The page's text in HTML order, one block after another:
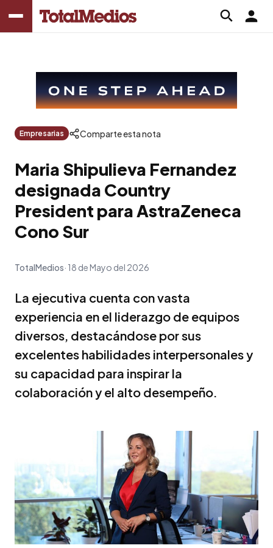
Empresarias Comparte esta nota
Maria Shipulieva Fernandez
designada Country
President para AstraZeneca
Cono Sur
TotalMedios 18 de Mayo del 2026
La ejecutiva cuenta con vasta
experiencia en el liderazgo de equipos
diversos, destacándose por sus
excelentes habilidades interpersonales y
su capacidad para inspirar la
colaboración y el alto desempeño.